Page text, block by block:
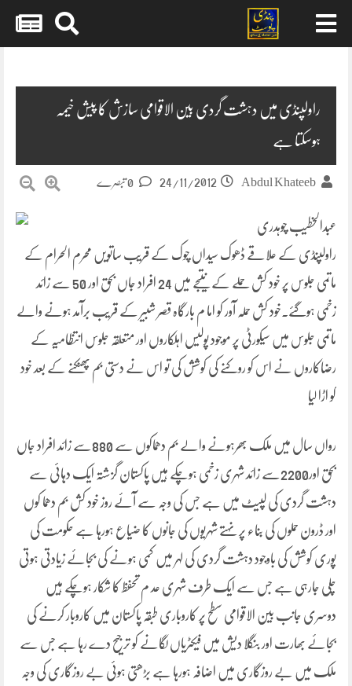
راولپنڈی میں دہشت گردی بین الاقوامی سازش کا پیش خیمہ
ہوسکتا ہے
Abdul Khateeb
24/11/2012
عبدالخطیب چوہدری
راولپنڈی کے علاقے ڈھوک سیداں چوک کے قریب ساتویں محرم الحرام کے
ماتمی جلوس پر خود کش حملے کے نتیجے میں 24 افراد جاں بحق اور 50 سے زائد
زخمی ہوگئے۔خود کش حملہ آور کو اما م بارگاہ قصر شبیر کے قریب برآمد ہونے والے
ماتمی جلوس میں سیکورٹی پر موجود پولیس اہلکاروں اور متعلقہ جلوس انتظامیہ کے
رضاکاروں نے اس کو روکنے کی کوشش کی تو اس نے دستی بم پھنکنے کے بعد خود
کو اڑا لیا
رواں سال میں ملک بھرہونے والے بم دھماکوں سے 880سے زائد افراد جاں
بحق اور2200سے زائد شہری زخمی ہوچکے ہیں پاکستان گزشتہ ایک دہائی سے
دہشت گردی کی لپیٹ میں ہے جس کی وجہ سے آئے روز خود کش بم دھما کوں
اور ڈرون حملوں کی بناء پر نہتے شہریوں کی جانوں کا ضیاع ہورہا ہے حکومت کی
پوری کوشش کی باوجود دہشت گردی کی لہر میں کمی ہونے کی بجائے زیادتی ہوتی
چلی جارہی ہے جس سے ایک طرف شہری عد م تحفظ کا شکار ہوچکے ہیں
دوسری جانب بین الاقوامی سطح پر کاروباری طبقہ پاکستان میں کاروبار کرنے کی
بجائے بھارت اور بنگلا دیش میں فیکٹریاں لگانے کو ترجیح دے رہا ہے جس سے
ملک میں بے روزگاری میں اضافہ ہورہا ہے بڑھتی ہوئی بے روزگاری کی وجہ